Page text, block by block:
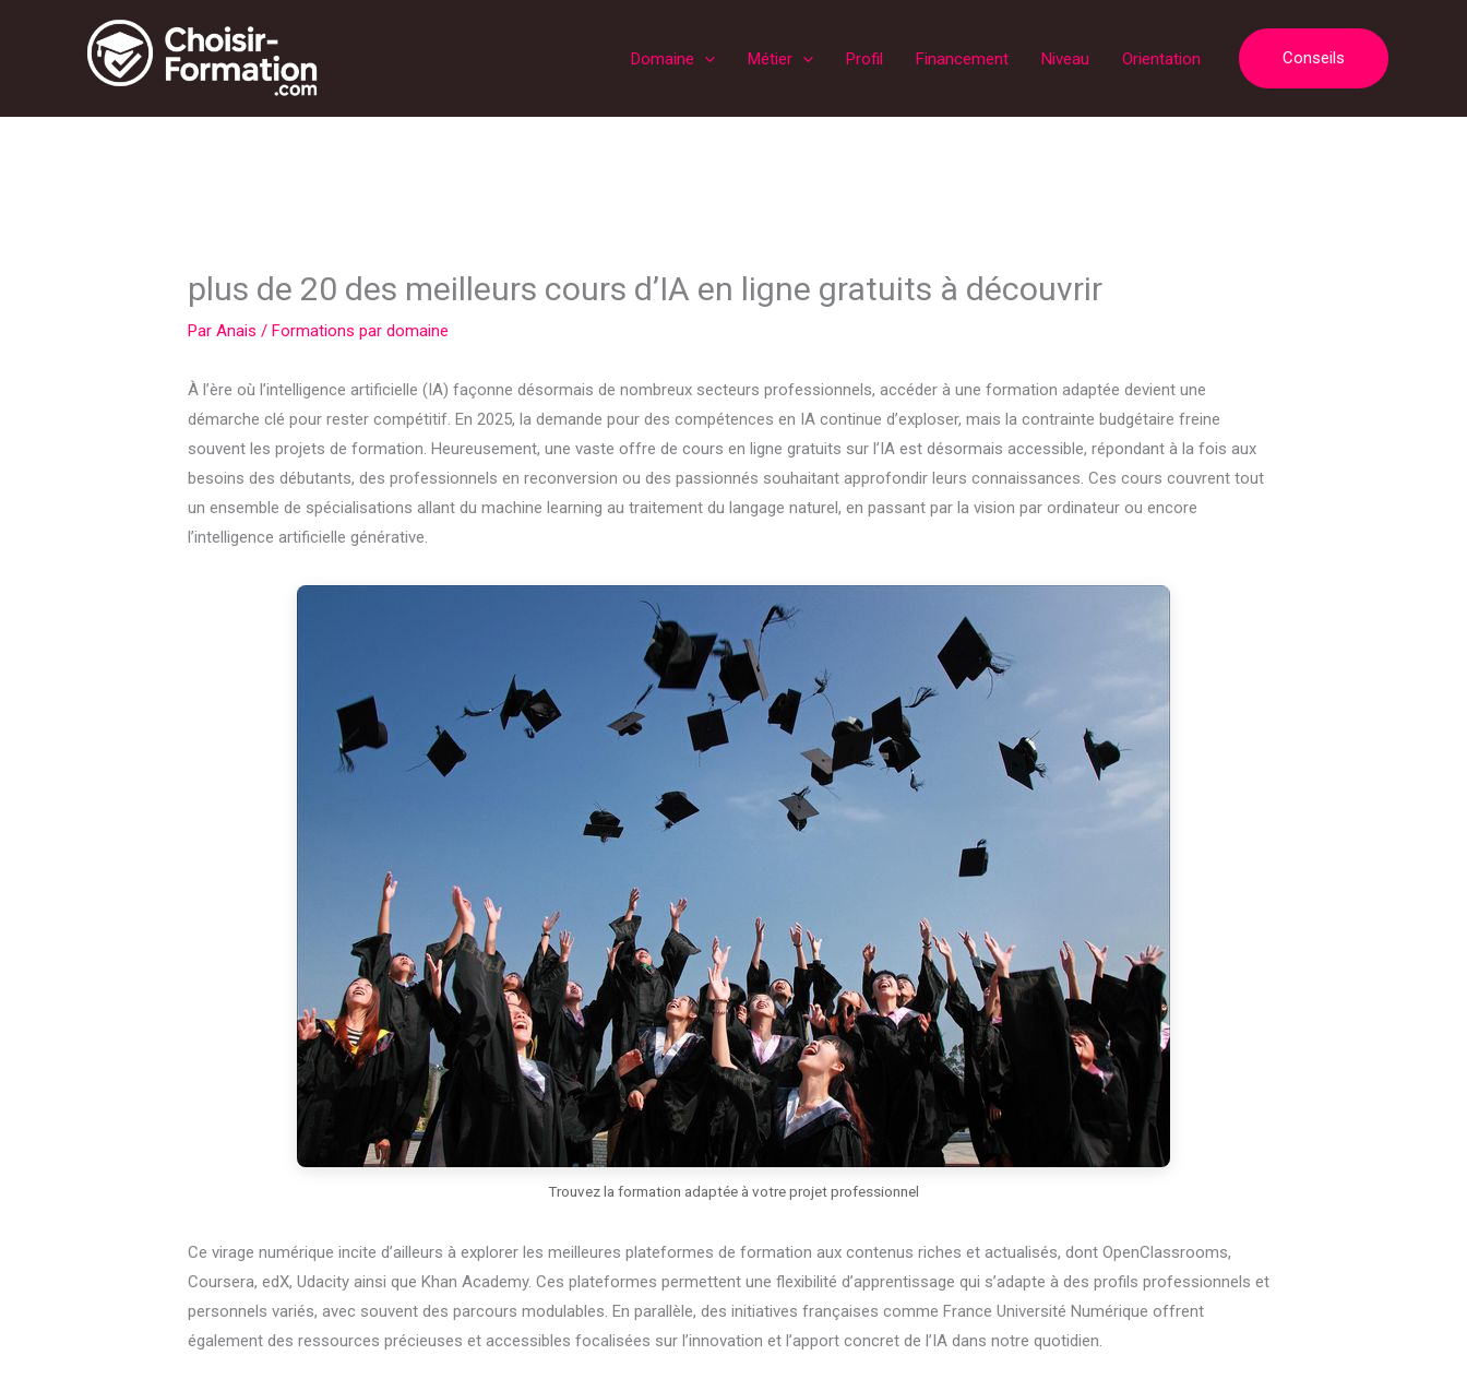
Domaine Métier Profil Financement Niveau Orientation Conseils
plus de 20 des meilleurs cours d’IA en ligne gratuits à découvrir
ParAnais /Formations par domaine
À l’ère où l’intelligence artificielle (IA) façonne désormais de nombreux secteurs professionnels, accéder à une formation adaptée devient une
démarche clé pour rester compétitif. En 2025, la demande pour des compétences en IA continue d’exploser, mais la contrainte budgétaire freine
souvent les projets de formation. Heureusement, une vaste offre de cours en ligne gratuits sur l’IA est désormais accessible, répondant à la fois aux
besoins des débutants, des professionnels en reconversion ou des passionnés souhaitant approfondir leurs connaissances. Ces cours couvrent tout
un ensemble de spécialisations allant du machine learning au traitement du langage naturel, en passant par la vision par ordinateur ou encore
l’intelligence artificielle générative.
Trouvez la formation adaptée à votre projet professionnel
Ce virage numérique incite d’ailleurs à explorer les meilleures plateformes de formation aux contenus riches et actualisés, dont OpenClassrooms,
Coursera, edX, Udacity ainsi que Khan Academy. Ces plateformes permettent une flexibilité d’apprentissage qui s’adapte à des profils professionnels et
personnels variés, avec souvent des parcours modulables. En parallèle, des initiatives françaises comme France Université Numérique offrent
également des ressources précieuses et accessibles focalisées sur l’innovation et l’apport concret de l’IA dans notre quotidien.